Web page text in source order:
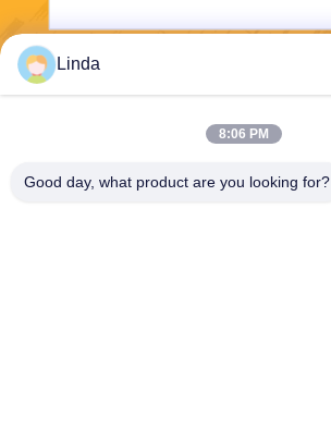
Linda
8:06 PM
Good day, what product are you looking for?